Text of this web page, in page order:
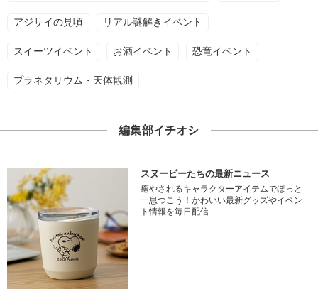
アジサイの見頃 リアル謎解きイベント
スイーツイベント お酒イベント 恐竜イベント
プラネタリウム・天体観測
編集部イチオシ
スヌーピーたちの最新ニュース
癒やされるキャラクターアイテムでほっと
一息つこう！かわいい最新グッズやイベン
ト情報を毎日配信